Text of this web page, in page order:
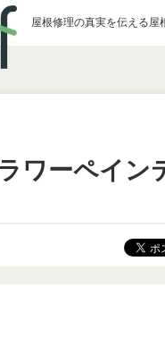
屋根修理の真実を伝える屋
ワーペイン